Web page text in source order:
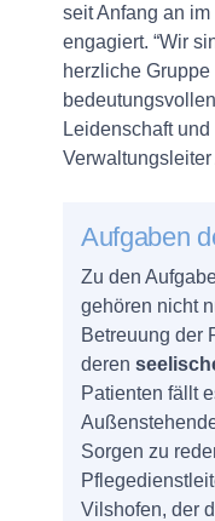
seit Anfang an
engagiert. “Wir
herzliche
Leidenschaft
Aufgaben
Zu den
gehören nicht
Betreuung der
deren
Patienten fällt
Sorgen zu
Vilshofen, der